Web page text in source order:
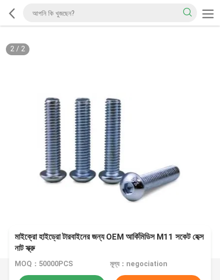
2/ 2
মাইক্রো হাইড্রো টারবাইনের জন্য OEM আর্কিমিডিস M11 সকেট হেক্স
নাট স্ক্রু
MOQ：50000PCS মূল্য：negociation